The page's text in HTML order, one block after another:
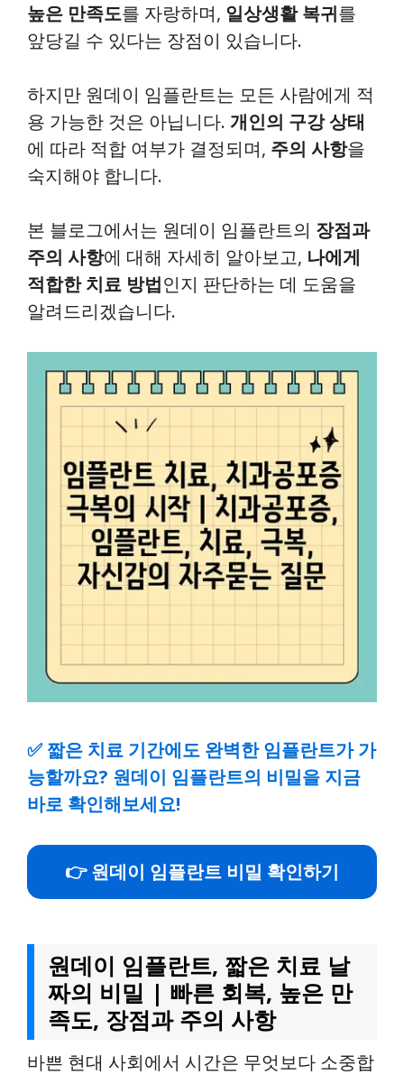
높은 만족도를 자랑하며, 일상생활 복귀를
앞당길 수 있다는 장점이 있습니다.
하지만 원데이 임플란트는 모든 사람에게 적
용 가능한 것은 아닙니다. 개인의 구강 상태
에 따라 적합 여부가 결정되며, 주의 사항을
숙지해야 합니다.
본 블로그에서는 원데이 임플란트의 장점과
주의 사항에 대해 자세히 알아보고, 나에게
적합한 치료 방법인지 판단하는 데 도움을
알려드리겠습니다.
✅ 짧은 치료 기간에도 완벽한 임플란트가 가
능할까요? 원데이 임플란트의 비밀을 지금
바로 확인해보세요!
👉 원데이 임플란트 비밀 확인하기
원데이 임플란트, 짧은 치료 날
짜의 비밀 | 빠른 회복, 높은 만
족도, 장점과 주의 사항
바쁜 현대 사회에서 시간은 무엇보다 소중합